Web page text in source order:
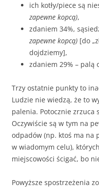
ich kotły/piece są
zapewne kopcą),
zdaniem 34%,
zapewne kopcą) [do
dojdziemy],
zdaniem 29% – palą
Trzy ostatnie punkty to
Ludzie nie wiedzą, że to
palenia. Potocznie zrzuca
Oczywiście są w tym na
odpadów (np. ktoś ma na
w wiadomym celu),
miejscowości ścigać, bo
Powyższe spostrzeżenia